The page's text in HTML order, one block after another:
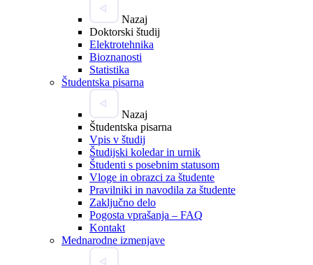
Nazaj
Doktorski študij
Elektrotehnika
Bioznanosti
Statistika
Študentska pisarna
Nazaj
Študentska pisarna
Vpis v študij
Študijski koledar in urnik
Študenti s posebnim statusom
Vloge in obrazci za študente
Pravilniki in navodila za študente
Zaključno delo
Pogosta vprašanja – FAQ
Kontakt
Mednarodne izmenjave